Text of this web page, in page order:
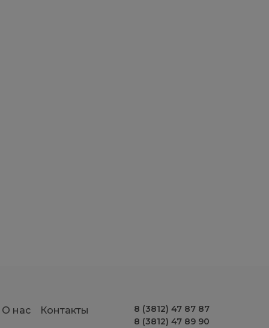
О нас Контакты
8 (3812) 47 87 87
8 (3812) 47 89 90